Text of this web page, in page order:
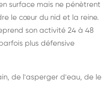
surface mais ne pénètrent
le cœur du nid et la reine.
son activité 24 à 48
plus défensive
de l'asperger d'eau, de le